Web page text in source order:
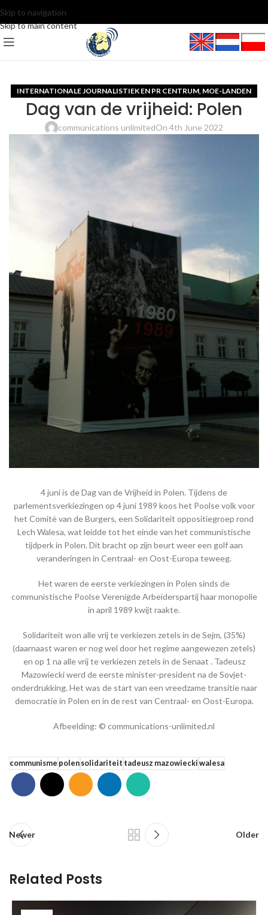
Skip to navigation
Skip to main content
INTERNATIONALE JOURNALISTIEK EN PR CENTRUM MOE-LANDEN
Dag van de vrijheid: Polen
communications unlimitedOn 4th June 2022
4 juni is de Dag van de Vrijheid in Polen. Tijdens de
parlementsverkiezingen op 4 juni 1989 koos het Poolse volk voor
het Comitë van de Burgers, een Solidariteit oppositiegroep rond
Lech Walesa, wat leidde tot het einde van het communistische
tijdperk in Polen. Dit bracht op zijn beurt weer een golf aan
veranderingen in Centraal- en Oost-Europa teweeg.
Het waren de eerste verkiezingen in Polen sinds de
communistische Poolse Verenigde Arbeiderspartij haar monopolie
in april 1989 kwijt raakte.
Solidariteit won alle vrij te verkiezen zetels in de Sejm, (35%)
(daarnaast waren er nog wel door het regime aangewezen zetels)
en op 1 na alle vrij te verkiezen zetels in de Senaat . Tadeusz
Mazowiecki werd de eerste minister-president na de Sovjet-
onderdrukking. Het was de start van een vreedzame transitie naar
democratie in Polen en in de rest van Centraal- en Oost-Europa.
Afbeelding: © communications-unlimited.nl
communisme polensolidariteit tadeusz mazowiecki walesa
Newer Older
Related Posts